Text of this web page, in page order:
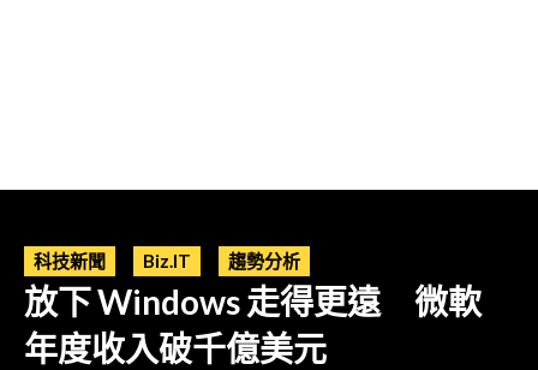
科技新聞 Biz.IT 趨勢分析
放下 Windows 走得更遠 微軟
年度收入破千億美元